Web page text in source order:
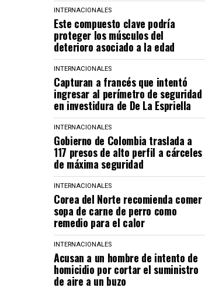
INTERNACIONALES
Este compuesto clave podría
proteger los músculos del
deterioro asociado a la edad
INTERNACIONALES
Capturan a francés que intentó
ingresar al perímetro de seguridad
en investidura de De La Espriella
INTERNACIONALES
Gobierno de Colombia traslada a
117 presos de alto perfil a cárceles
de máxima seguridad
INTERNACIONALES
Corea del Norte recomienda comer
sopa de carne de perro como
remedio para el calor
INTERNACIONALES
Acusan a un hombre de intento de
homicidio por cortar el suministro
de aire a un buzo